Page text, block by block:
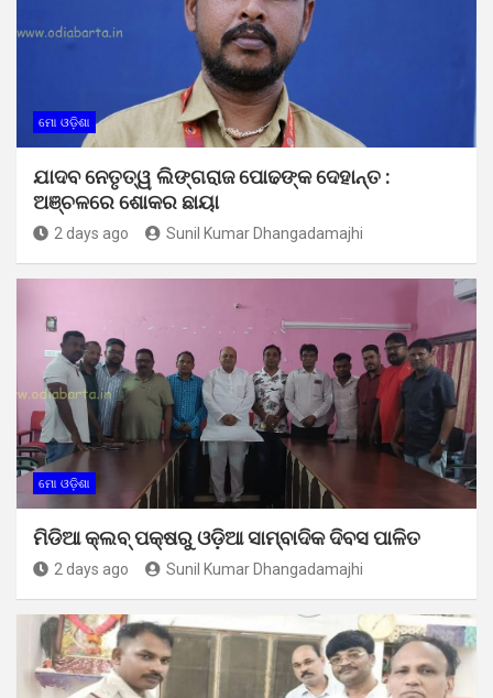
ମୋ ଓଡ଼ିଶା
ଯାଦବ ନେତୃତ୍ୱ ଲିଙ୍ଗରାଜ ପୋଢଙ୍କ ଦେହାନ୍ତ :
ଅଞ୍ଚଳରେ ଶୋକର ଛାୟା
2 days ago Sunil Kumar Dhangadamajhi
ମୋ ଓଡ଼ିଶା
ମିଡିଆ କ୍ଲବ୍ ପକ୍ଷରୁ ଓଡ଼ିଆ ସାମ୍ବାଦିକ ଦିବସ ପାଳିତ
2 days ago Sunil Kumar Dhangadamajhi